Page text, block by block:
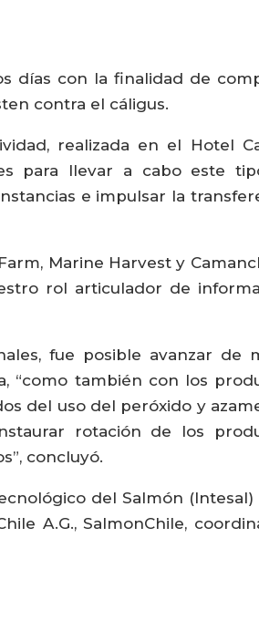
días con la finalidad de
contra el cáligus.
realizada en el Hotel
para llevar a cabo este
e impulsar la
Marine Harvest y
rol articulador de
fue posible avanzar de
“como también con los
del uso del peróxido y
rotación de los
concluyó.
del Salmón (Intesal)
A.G., SalmonChile,